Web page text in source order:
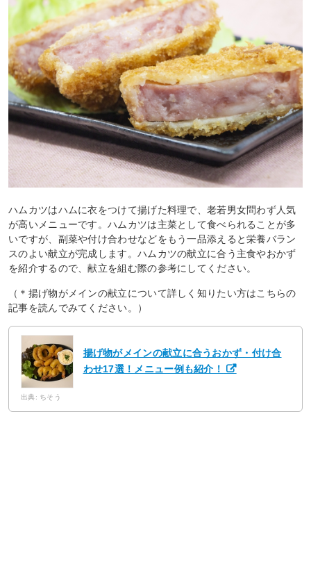
ハムカツはハムに衣をつけて揚げた料理で、老若男女問わず人気
が高いメニューです。ハムカツは主菜として食べられることが多
いですが、副菜や付け合わせなどをもう一品添えると栄養バラン
スのよい献立が完成します。ハムカツの献立に合う主食やおかず
を紹介するので、献立を組む際の参考にしてください。
（＊揚げ物がメインの献立について詳しく知りたい方はこちらの
記事を読んでみてください。）
揚げ物がメインの献立に合うおかず・付け合
わせ17選！メニュー例も紹介！
出典: ちそう